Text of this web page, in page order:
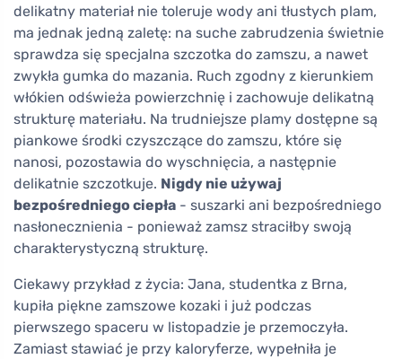
delikatny materiał nie toleruje wody ani tłustych plam,
ma jednak jedną zaletę: na suche zabrudzenia świetnie
sprawdza się specjalna szczotka do zamszu, a nawet
zwykła gumka do mazania. Ruch zgodny z kierunkiem
włókien odświeża powierzchnię i zachowuje delikatną
strukturę materiału. Na trudniejsze plamy dostępne są
piankowe środki czyszczące do zamszu, które się
nanosi, pozostawia do wyschnięcia, a następnie
delikatnie szczotkuje. Nigdy nie używaj
bezpośredniego ciepła - suszarki ani bezpośredniego
nasłonecznienia - ponieważ zamsz straciłby swoją
charakterystyczną strukturę.
Ciekawy przykład z życia: Jana, studentka z Brna,
kupiła piękne zamszowe kozaki i już podczas
pierwszego spaceru w listopadzie je przemoczyła.
Zamiast stawiać je przy kaloryferze, wypełniła je